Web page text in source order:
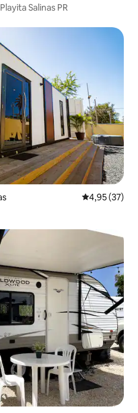
Salinas PR
Évaluation
4,95 (37)